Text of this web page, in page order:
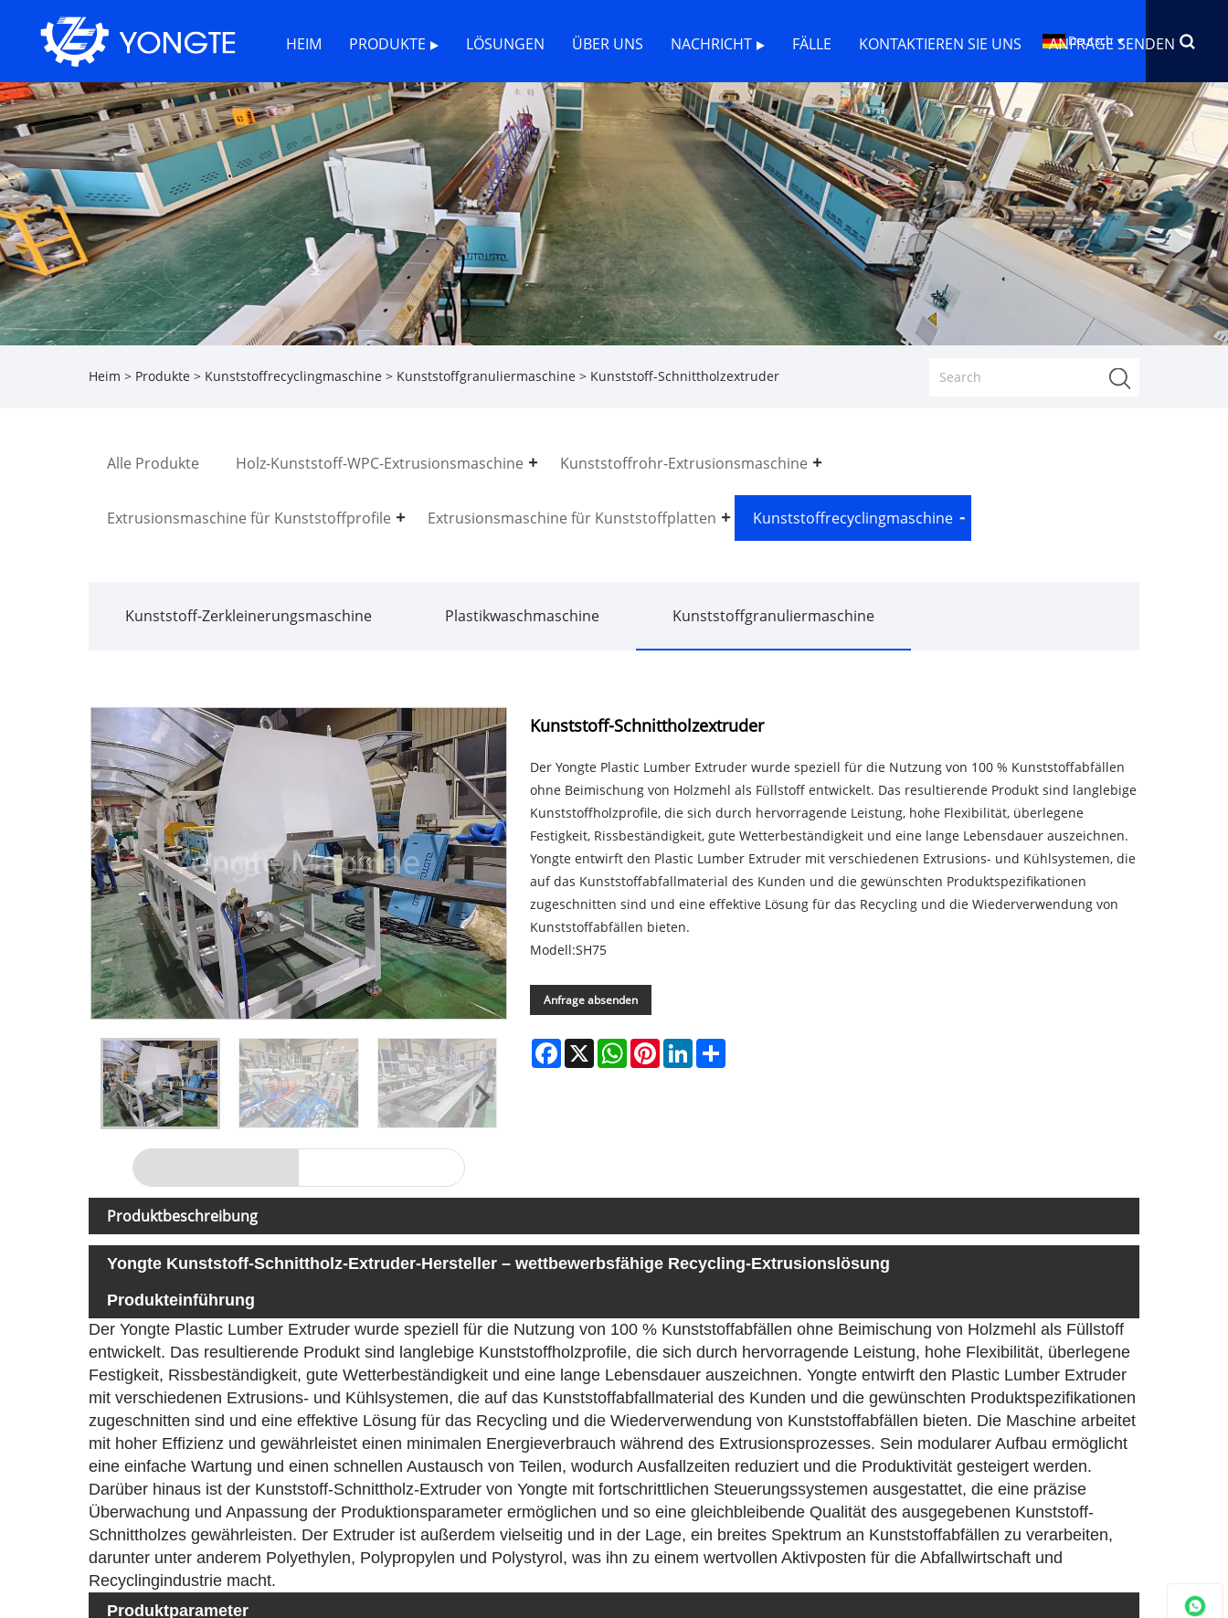
HEIM PRODUKTE LÖSUNGEN ÜBER UNS NACHRICHT FÄLLE KONTAKTIEREN SIE UNS ANFRAGE SENDEN
Deutsch
Heim > Produkte > Kunststoffrecyclingmaschine > Kunststoffgranuliermaschine > Kunststoff-Schnittholzextruder
Alle Produkte Holz-Kunststoff-WPC-Extrusionsmaschine Kunststoffrohr-Extrusionsmaschine
Extrusionsmaschine für Kunststoffprofile Extrusionsmaschine für Kunststoffplatten Kunststoffrecyclingmaschine
Kunststoff-Zerkleinerungsmaschine Plastikwaschmaschine Kunststoffgranuliermaschine
Kunststoff-Schnittholzextruder
Der Yongte Plastic Lumber Extruder wurde speziell für die Nutzung von 100 % Kunststoffabfällen
ohne Beimischung von Holzmehl als Füllstoff entwickelt. Das resultierende Produkt sind langlebige
Kunststoffholzprofile, die sich durch hervorragende Leistung, hohe Flexibilität, überlegene
Festigkeit, Rissbeständigkeit, gute Wetterbeständigkeit und eine lange Lebensdauer auszeichnen.
Yongte entwirft den Plastic Lumber Extruder mit verschiedenen Extrusions- und Kühlsystemen, die
auf das Kunststoffabfallmaterial des Kunden und die gewünschten Produktspezifikationen
zugeschnitten sind und eine effektive Lösung für das Recycling und die Wiederverwendung von
Kunststoffabfällen bieten.
Modell:SH75
Anfrage absenden
Facebook
X WhatsAppPinterestLinkedIn
Produktbeschreibung
Yongte Kunststoff-Schnittholz-Extruder-Hersteller – wettbewerbsfähige Recycling-Extrusionslösung
Produkteinführung
Der Yongte Plastic Lumber Extruder wurde speziell für die Nutzung von 100 % Kunststoffabfällen ohne Beimischung von Holzmehl als Füllstoff
entwickelt. Das resultierende Produkt sind langlebige Kunststoffholzprofile, die sich durch hervorragende Leistung, hohe Flexibilität, überlegene
Festigkeit, Rissbeständigkeit, gute Wetterbeständigkeit und eine lange Lebensdauer auszeichnen. Yongte entwirft den Plastic Lumber Extruder
mit verschiedenen Extrusions- und Kühlsystemen, die auf das Kunststoffabfallmaterial des Kunden und die gewünschten Produktspezifikationen
zugeschnitten sind und eine effektive Lösung für das Recycling und die Wiederverwendung von Kunststoffabfällen bieten. Die Maschine arbeitet
mit hoher Effizienz und gewährleistet einen minimalen Energieverbrauch während des Extrusionsprozesses. Sein modularer Aufbau ermöglicht
eine einfache Wartung und einen schnellen Austausch von Teilen, wodurch Ausfallzeiten reduziert und die Produktivität gesteigert werden.
Darüber hinaus ist der Kunststoff-Schnittholz-Extruder von Yongte mit fortschrittlichen Steuerungssystemen ausgestattet, die eine präzise
Überwachung und Anpassung der Produktionsparameter ermöglichen und so eine gleichbleibende Qualität des ausgegebenen Kunststoff-
Schnittholzes gewährleisten. Der Extruder ist außerdem vielseitig und in der Lage, ein breites Spektrum an Kunststoffabfällen zu verarbeiten,
darunter unter anderem Polyethylen, Polypropylen und Polystyrol, was ihn zu einem wertvollen Aktivposten für die Abfallwirtschaft und
Recyclingindustrie macht.
Produktparameter